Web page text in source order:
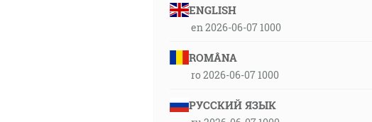
ENGLISH
en 2026-06-07 1000
ROMÂNA
ro 2026-06-07 1000
РУССКИЙ ЯЗЫК